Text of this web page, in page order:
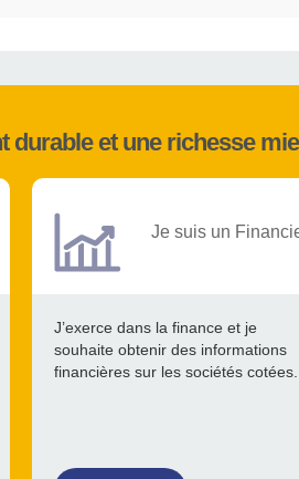
et une richesse
Je suis un
J’exerce dans la finance et je
souhaite obtenir des informations
financières sur les sociétés cotées.